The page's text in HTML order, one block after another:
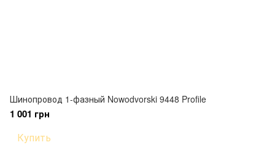
Шинопровод 1-фазный Nowodvorski 9448 Profile
1 001 грн
Купить